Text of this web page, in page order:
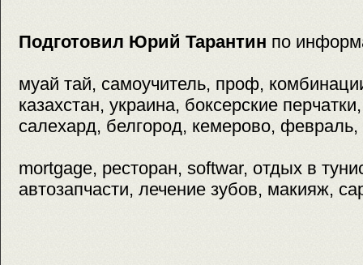
Подготовил Юрий Тарантин по
муай тай, самоучитель, проф,
казахстан, украина, боксерские
салехард, белгород, кемерово,
mortgage, ресторан, softwar, отдых в
автозапчасти, лечение зубов, макияж,